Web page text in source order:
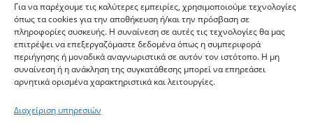
Για να παρέχουμε τις καλύτερες εμπειρίες, χρησιμοποιούμε τεχνολογίες
όπως τα cookies για την αποθήκευση ή/και την πρόσβαση σε
πληροφορίες συσκευής. Η συναίνεση σε αυτές τις τεχνολογίες θα μας
επιτρέψει να επεξεργαζόμαστε δεδομένα όπως η συμπεριφορά
περιήγησης ή μοναδικά αναγνωριστικά σε αυτόν τον ιστότοπο. Η μη
συναίνεση ή η ανάκληση της συγκατάθεσης μπορεί να επηρεάσει
αρνητικά ορισμένα χαρακτηριστικά και λειτουργίες.
Διαχείριση υπηρεσιών
Newsletter